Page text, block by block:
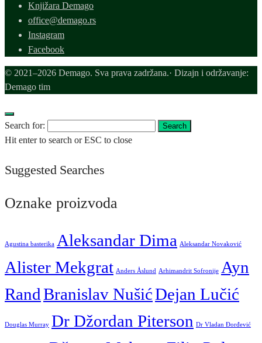
Knjižara Demago
office@demago.rs
Instagram
Facebook
© 2021–2026 Demago. Sva prava zadržana.· Dizajn i održavanje:
Demago tim
Search for: Search
Hit enter to search or ESC to close
Suggested Searches
Oznake proizvoda
Agustina basterika Aleksandar Dima Aleksandar Novaković
Alister Mekgrat Anders Åslund Arhimandrit Sofronije Ayn
RandBranislav NušićDejan Lučić
Douglas Murray Dr Džordan Piterson Dr Vladan Đorđević